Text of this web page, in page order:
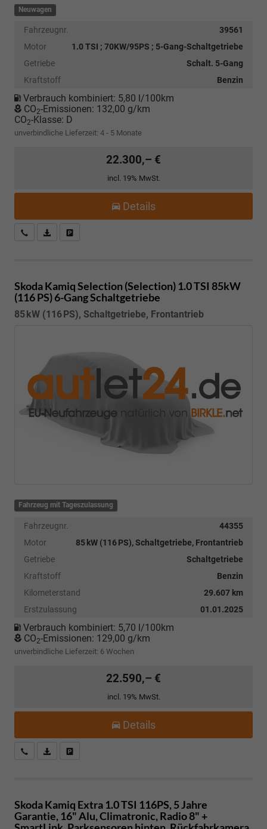
Neuwagen
Fahrzeugnr.
39561
Motor
1.0 TSI ; 70KW/95PS ; 5-Gang-Schaltgetriebe
Getriebe
Schalt. 5-Gang
Kraftstoff
Benzin
Verbrauch kombiniert: 5,80 l/100km
CO2-Emissionen: 132,00 g/km
CO2-Klasse: D
unverbindliche Lieferzeit: 4 - 5 Monate
22.300,– €
incl. 19% MwSt.
Details
Kostenloser Rückruf-Service
PDF-Datei, Fahrzeugexposé drucken
Skoda KamiqSelection (Selection) 1.0 TSI 85kW
(116 PS) 6-Gang Schaltgetriebe
85 kW (116 PS), Schaltgetriebe, Frontantrieb
Fahrzeug mit Tageszulassung
Fahrzeugnr.
44355
Motor
85 kW (116 PS), Schaltgetriebe, Frontantrieb
Getriebe
Schaltgetriebe
Kraftstoff
Benzin
Kilometerstand
29.607 km
Erstzulassung
01.01.2025
Verbrauch kombiniert: 5,70 l/100km
CO2-Emissionen: 129,00 g/km
unverbindliche Lieferzeit: 6 Wochen
22.590,– €
incl. 19% MwSt.
Details
Kostenloser Rückruf-Service
PDF-Datei, Fahrzeugexposé drucken
Skoda Kamiq Extra 1.0 TSI 116PS, 5 Jahre
Garantie, 16" Alu, Climatronic, Radio 8" +